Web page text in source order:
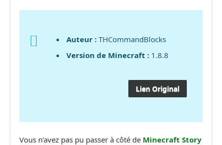
Auteur : THCommandBlocks
Version de Minecraft : 1.8.8
Lien Original
Vous n’avez pas pu passer à côté de Minecraft Story